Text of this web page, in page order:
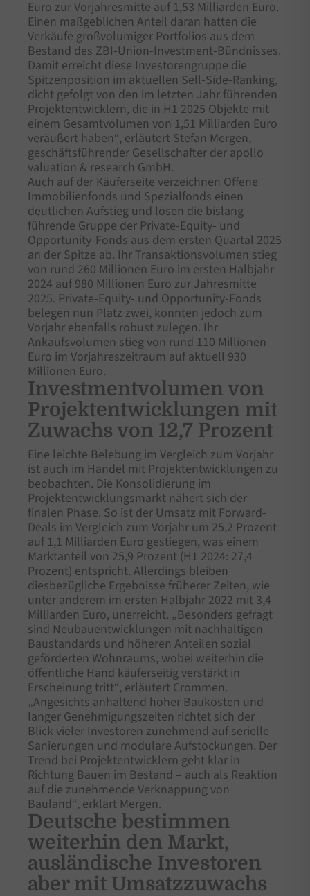
Euro zur Vorjahresmitte auf 1,53 Milliarden Euro.
Einen maßgeblichen Anteil daran hatten die
Verkäufe großvolumiger Portfolios aus dem
Bestand des ZBI-Union-Investment-Bündnisses.
Damit erreicht diese Investorengruppe die
Spitzenposition im aktuellen Sell-Side-Ranking,
dicht gefolgt von den im letzten Jahr führenden
Projektentwicklern, die in H1 2025 Objekte mit
einem Gesamtvolumen von 1,51 Milliarden Euro
veräußert haben“, erläutert Stefan Mergen,
geschäftsführender Gesellschafter der apollo
valuation & research GmbH.
Auch auf der Käuferseite verzeichnen Offene
Immobilienfonds und Spezialfonds einen
deutlichen Aufstieg und lösen die bislang
führende Gruppe der Private-Equity- und
Opportunity-Fonds aus dem ersten Quartal 2025
an der Spitze ab. Ihr Transaktionsvolumen stieg
von rund 260 Millionen Euro im ersten Halbjahr
2024 auf 980 Millionen Euro zur Jahresmitte
2025. Private-Equity- und Opportunity-Fonds
belegen nun Platz zwei, konnten jedoch zum
Vorjahr ebenfalls robust zulegen. Ihr
Ankaufsvolumen stieg von rund 110 Millionen
Euro im Vorjahreszeitraum auf aktuell 930
Millionen Euro.
Investmentvolumen von
Projektentwicklungen mit
Zuwachs von 12,7 Prozent
Eine leichte Belebung im Vergleich zum Vorjahr
ist auch im Handel mit Projektentwicklungen zu
beobachten. Die Konsolidierung im
Projektentwicklungsmarkt nähert sich der
finalen Phase. So ist der Umsatz mit Forward-
Deals im Vergleich zum Vorjahr um 25,2 Prozent
auf 1,1 Milliarden Euro gestiegen, was einem
Marktanteil von 25,9 Prozent (H1 2024: 27,4
Prozent) entspricht. Allerdings bleiben
diesbezügliche Ergebnisse früherer Zeiten, wie
unter anderem im ersten Halbjahr 2022 mit 3,4
Milliarden Euro, unerreicht. „Besonders gefragt
sind Neubauentwicklungen mit nachhaltigen
Baustandards und höheren Anteilen sozial
geförderten Wohnraums, wobei weiterhin die
öffentliche Hand käuferseitig verstärkt in
Erscheinung tritt“, erläutert Crommen.
„Angesichts anhaltend hoher Baukosten und
langer Genehmigungszeiten richtet sich der
Blick vieler Investoren zunehmend auf serielle
Sanierungen und modulare Aufstockungen. Der
Trend bei Projektentwicklern geht klar in
Richtung Bauen im Bestand – auch als Reaktion
auf die zunehmende Verknappung von
Bauland“, erklärt Mergen.
Deutsche bestimmen
weiterhin den Markt,
ausländische Investoren
aber mit Umsatzzuwachs